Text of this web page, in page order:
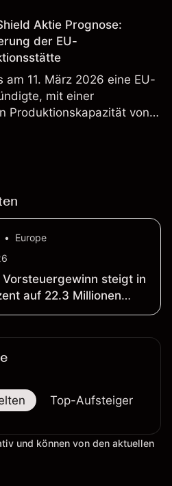
zukünftige Ergebnisse.
Aktie Prognose:
der EU-
am 11. März 2026 eine EU-
mit einer
Produktionskapazität von
2026. Die
•
Europe
steigt in
auf 22.3 Millionen
um 21 Prozent auf
Top-Aufsteiger
und können von den aktuellen